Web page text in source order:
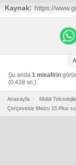
Kaynak: https://
renders-
Şu anda 1 misafirin
(0,438 sn.)
Anasayfa Mobil
Çerçevesiz Meizu 15 Plus